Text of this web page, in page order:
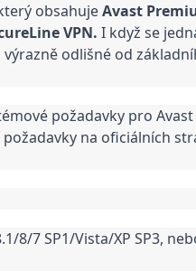
obsahuje Avast
VPN. I když se
odlišné od
požadavky pro
na oficiálních
8/7 SP1/Vista/XP SP3,